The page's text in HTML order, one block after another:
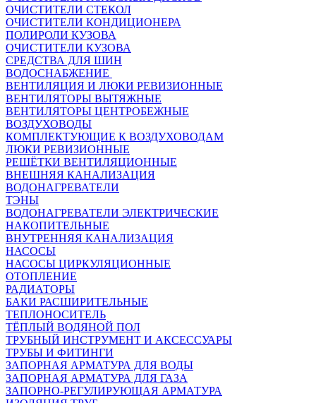
ОЧИСТИТЕЛИ СТЕКОЛ
ОЧИСТИТЕЛИ КОНДИЦИОНЕРА
ПОЛИРОЛИ КУЗОВА
ОЧИСТИТЕЛИ КУЗОВА
СРЕДСТВА ДЛЯ ШИН
ВОДОСНАБЖЕНИЕ
ВЕНТИЛЯЦИЯ И ЛЮКИ РЕВИЗИОННЫЕ
ВЕНТИЛЯТОРЫ ВЫТЯЖНЫЕ
ВЕНТИЛЯТОРЫ ЦЕНТРОБЕЖНЫЕ
ВОЗДУХОВОДЫ
КОМПЛЕКТУЮЩИЕ К ВОЗДУХОВОДАМ
ЛЮКИ РЕВИЗИОННЫЕ
РЕШЁТКИ ВЕНТИЛЯЦИОННЫЕ
ВНЕШНЯЯ КАНАЛИЗАЦИЯ
ВОДОНАГРЕВАТЕЛИ
ТЭНЫ
ВОДОНАГРЕВАТЕЛИ ЭЛЕКТРИЧЕСКИЕ
НАКОПИТЕЛЬНЫЕ
ВНУТРЕННЯЯ КАНАЛИЗАЦИЯ
НАСОСЫ
НАСОСЫ ЦИРКУЛЯЦИОННЫЕ
ОТОПЛЕНИЕ
РАДИАТОРЫ
БАКИ РАСШИРИТЕЛЬНЫЕ
ТЕПЛОНОСИТЕЛЬ
ТЁПЛЫЙ ВОДЯНОЙ ПОЛ
ТРУБНЫЙ ИНСТРУМЕНТ И АКСЕССУАРЫ
ТРУБЫ И ФИТИНГИ
ЗАПОРНАЯ АРМАТУРА ДЛЯ ВОДЫ
ЗАПОРНАЯ АРМАТУРА ДЛЯ ГАЗА
ЗАПОРНО-РЕГУЛИРУЮЩАЯ АРМАТУРА